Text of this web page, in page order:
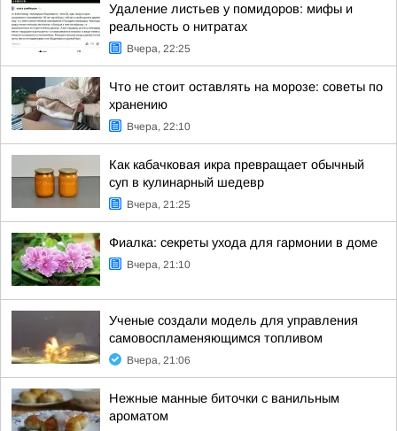
Удаление листьев у помидоров: мифы и
реальность о нитратах
Вчера, 22:25
Что не стоит оставлять на морозе: советы по
хранению
Вчера, 22:10
Как кабачковая икра превращает обычный
суп в кулинарный шедевр
Вчера, 21:25
Фиалка: секреты ухода для гармонии в доме
Вчера, 21:10
Ученые создали модель для управления
самовоспламеняющимся топливом
Вчера, 21:06
Нежные манные биточки с ванильным
ароматом